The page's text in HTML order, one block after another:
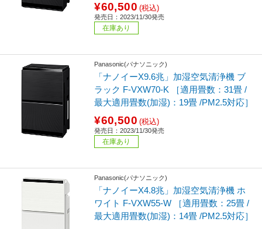
¥60,500 (税込)
発売日：2023/11/30発売
在庫あり
Panasonic(パナソニック)
「ナノイーX9.6兆」加湿空気清浄機 ブ
ラック F-VXW70-K ［適用畳数：31畳 /
最大適用畳数(加湿)：19畳 /PM2.5対応］
¥60,500 (税込)
発売日：2023/11/30発売
在庫あり
Panasonic(パナソニック)
「ナノイーX4.8兆」加湿空気清浄機 ホ
ワイト F-VXW55-W ［適用畳数：25畳 /
最大適用畳数(加湿)：14畳 /PM2.5対応］